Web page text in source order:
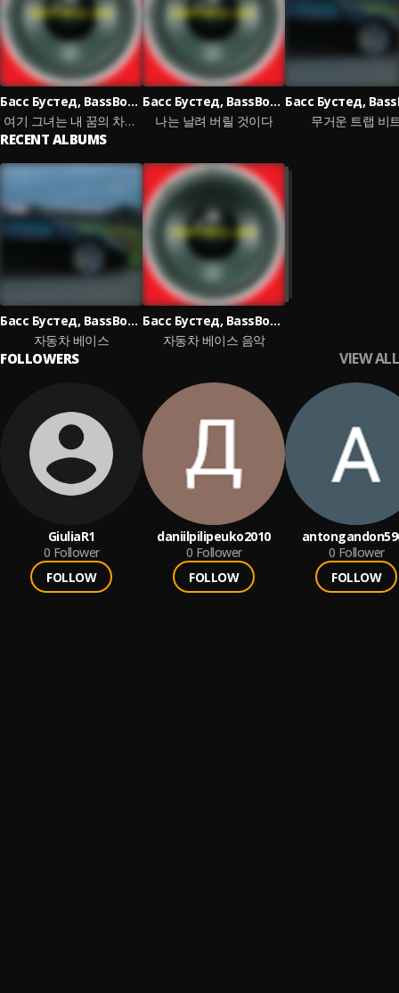
Басс Бустед, BassBoost
여기 그녀는 내 꿈의 차입니다
Басс Бустед, BassBoost
나는 날려 버릴 것이다
무거운 트랩 비
RECENT ALBUMS
Басс Бустед, BassBoost, Music For Drive, Bass Boosted 4K
자동차 베이스
Басс Бустед, BassBoost
자동차 베이스 음악
FOLLOWERS VIEW ALL
GiuliaR1
0 Follower
FOLLOW
daniilpilipeuko2010
0 Follower
FOLLOW
0 Follower
FOLLOW